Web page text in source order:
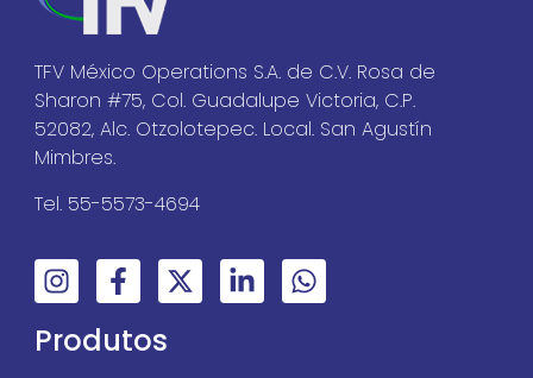
TFV México Operations S.A. de C.V. Rosa de
Sharon #75, Col. Guadalupe Victoria, C.P.
52082, Alc. Otzolotepec. Local. San Agustín
Mimbres.
Tel. 55-5573-4694
Produtos